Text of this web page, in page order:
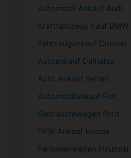
Automobil Ankauf Audi
Kraftfahrzeug Kauf BMW
Fahrzeugankauf Citroen
Autoankauf Daihatsu
Auto Ankauf Ferrari
Automobilankauf Fiat
Gebrauchtwagen Ford
PKW Ankauf Honda
Personenwagen Hyundai